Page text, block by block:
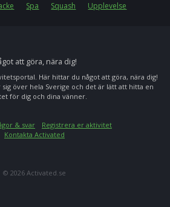
Spa Squash Upplevelse
att göra, nära dig!
Här hittar du något att göra, nära dig!
över hela Sverige och det är lätt att hitta en
för dig och dina vänner.
& svar
Registrera er aktivitet
Kontakta Activated
© 2026 Activated.se